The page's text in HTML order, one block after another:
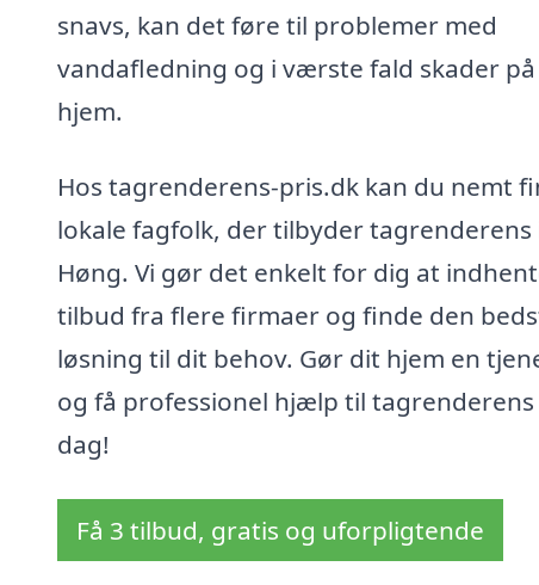
snavs, kan det føre til problemer med
vandafledning og i værste fald skader
hjem.
Hos tagrenderens-pris.dk kan du nemt
lokale fagfolk, der tilbyder tagrenderens
Høng. Vi gør det enkelt for dig at
tilbud fra flere firmaer og finde den
løsning til dit behov. Gør dit hjem en
og få professionel hjælp til tagrenderens
dag!
Få 3 tilbud, gratis og uforpligtende